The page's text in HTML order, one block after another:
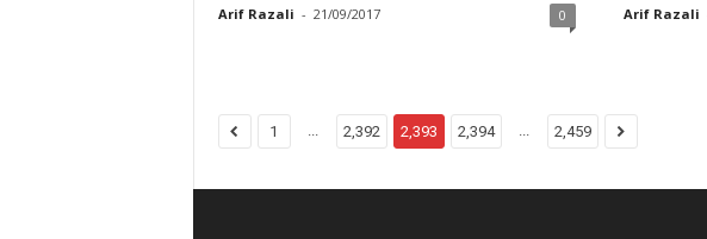
Arif Razali - 21/09/2017 0 Arif Razali
1 ... 2,392 2,393 2,394 ... 2,459